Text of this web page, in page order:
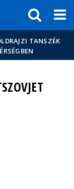
TANSZÉK